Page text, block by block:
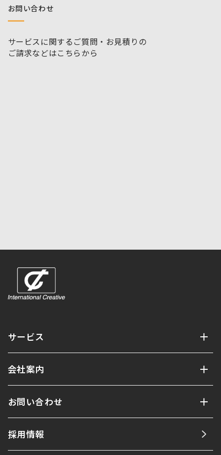
お問い合わせ
サービスに関するご質問・お見積りの
ご請求などはこちらから
サービス
会社案内
お問い合わせ
採用情報